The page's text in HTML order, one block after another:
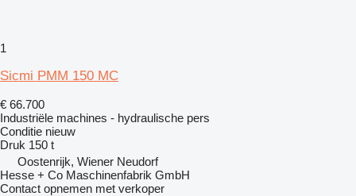
1
Sicmi PMM 150 MC
€ 66.700
Industriële machines - hydraulische pers
Conditie nieuw
Druk 150 t
Oostenrijk, Wiener Neudorf
Hesse + Co Maschinenfabrik GmbH
Contact opnemen met verkoper